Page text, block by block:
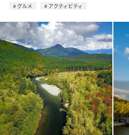
グルメ
アクティビティ